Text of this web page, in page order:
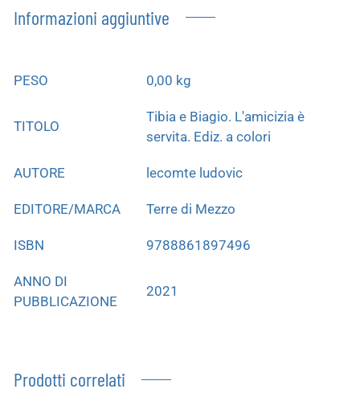
Informazioni aggiuntive
PESO 0,00 kg
TITOLO
Tibia e Biagio. L'amicizia è
servita. Ediz. a colori
AUTORE lecomte ludovic
EDITORE/MARCA Terre di Mezzo
ISBN 9788861897496
ANNO DI
PUBBLICAZIONE
2021
Prodotti correlati